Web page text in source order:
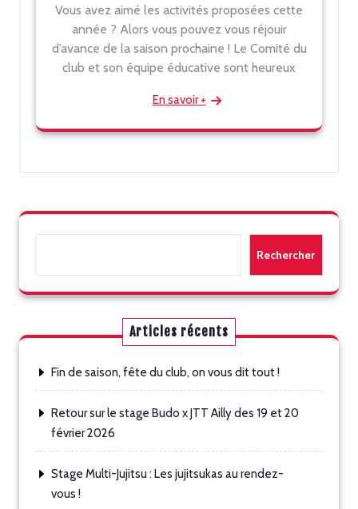
Vous avez aimé les activités proposées cette
année ? Alors vous pouvez vous réjouir
d’avance de la saison prochaine ! Le Comité du
club et son équipe éducative sont heureux
En savoir +
Rechercher
Rechercher
Articles récents
Fin de saison, fête du club, on vous dit tout !
Retour sur le stage Budo x JTT Ailly des 19 et 20
février 2026
Stage Multi-Jujitsu : Les jujitsukas au rendez-
vous !